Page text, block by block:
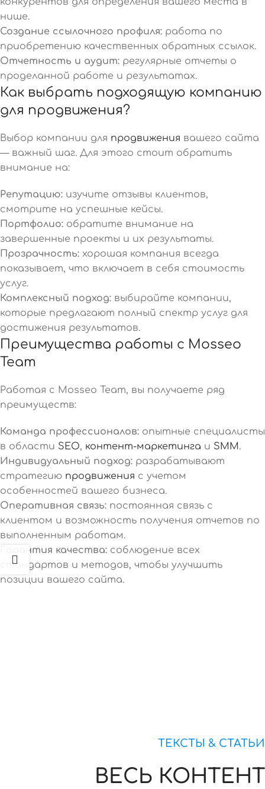
нише.
Создание ссылочного профиля: работа по
приобретению качественных обратных ссылок.
Отчетность и аудит: регулярные отчеты о
проделанной работе и результатах.
Как выбрать подходящую компанию
для продвижения?
Выбор компании для продвижения вашего сайта
— важный шаг. Для этого стоит обратить
внимание на:
Репутацию: изучите отзывы клиентов,
смотрите на успешные кейсы.
Портфолио: обратите внимание на
завершенные проекты и их результаты.
Прозрачность: хорошая компания всегда
показывает, что включает в себя стоимость
услуг.
Комплексный подход: выбирайте компании,
которые предлагают полный спектр услуг для
достижения результатов.
Преимущества работы с Mosseo
Team
Работая с Mosseo Team, вы получаете ряд
преимуществ:
Команда профессионалов: опытные специалисты
в области SEO, контент-маркетинга и SMM .
Индивидуальный подход: разрабатывают
стратегию продвижения с учетом
особенностей вашего бизнеса.
Оперативная связь: постоянная связь с
клиентом и возможность получения отчетов по
выполненным работам.
Гарантия качества: соблюдение всех
стандартов и методов, чтобы улучшить
позиции вашего сайта.
ТЕКСТЫ & СТАТЬИ
ВЕСЬ КОНТЕНТ